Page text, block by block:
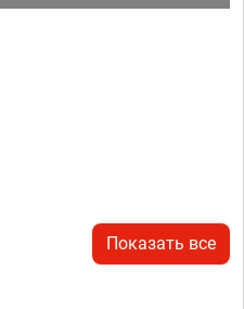
Показать все